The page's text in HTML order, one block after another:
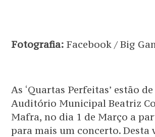
Fotografia: Facebook / Big
As ‘Quartas Perfeitas’ estão
Auditório Municipal Beatriz
Mafra, no dia 1 de Março a
para mais um concerto. Desta